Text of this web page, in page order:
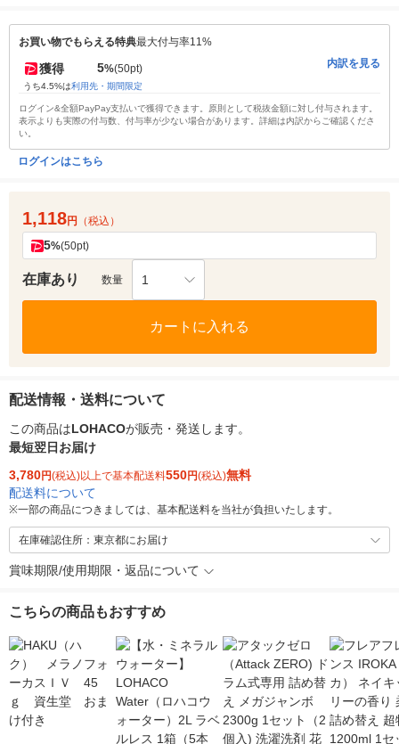
お買い物でもらえる特典最大付与率11%
獲得 5%(50pt)
うち4.5%は利用先・期間限定
内訳を見る
ログイン&全額PayPay支払いで獲得できます。原則として税抜金額に対し付与されます。
表示よりも実際の付与数、付与率が少ない場合があります。詳細は内訳からご確認くださ
い。
ログインはこちら
1,118円 （税込）
5%(50pt)
在庫あり 数量 1
カートに入れる
配送情報・送料について
この商品はLOHACOが販売・発送します。
最短翌日お届け
3,780円(税込)以上で基本配送料550円(税込)無料
配送料について
※一部の商品につきましては、基本配送料を当社が負担いたします。
在庫確認住所：東京都にお届け
賞味期限/使用期限・返品について
こちらの商品もおすすめ